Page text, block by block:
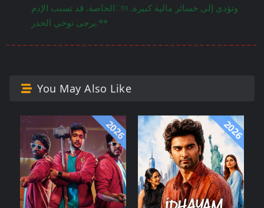
الخاصة. قد تسبب الإدمান وتؤدي إلى خسائر مالية كبيرة.
يرجى توخي الحذر.**
You May Also Like
2026 2026